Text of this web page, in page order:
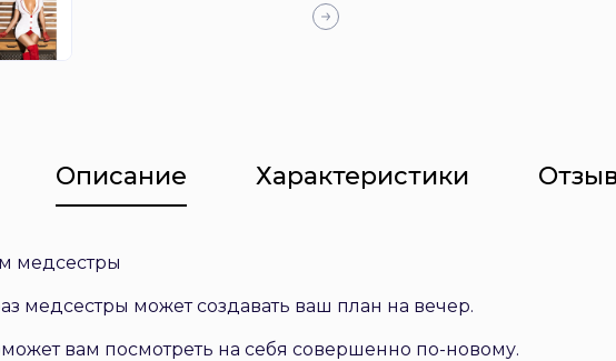
Описание Характеристики
медсестры
медсестры может создавать ваш план на вечер.
вам посмотреть на себя совершенно по-новому.